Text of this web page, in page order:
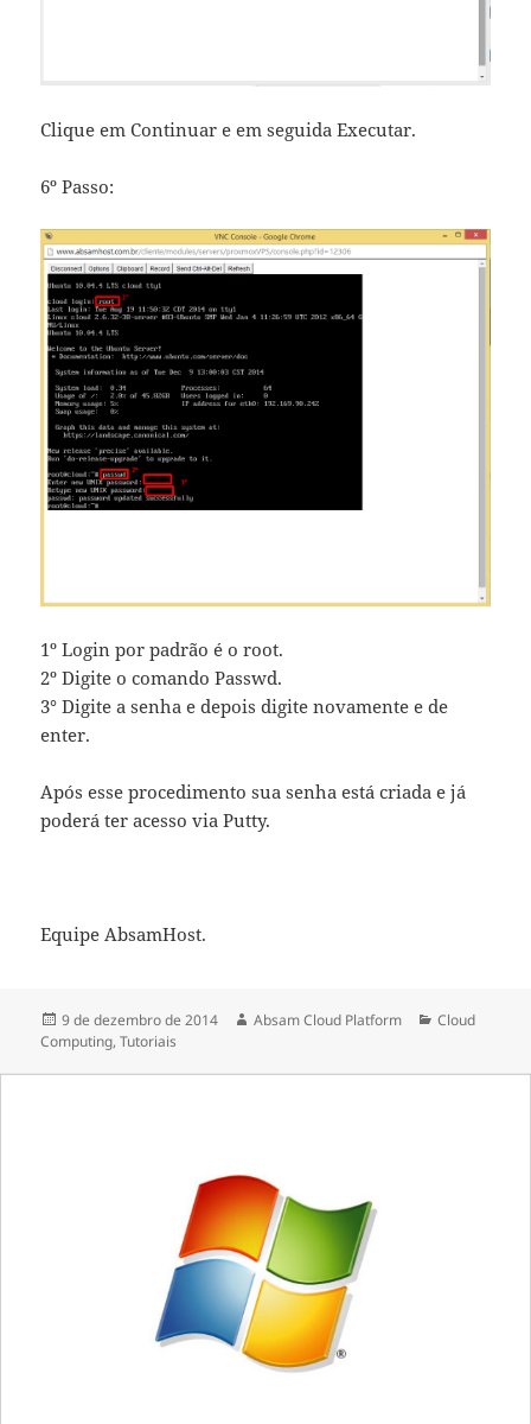
Clique em Continuar e em seguida Executar.
6º Passo:
1º Login por padrão é o root.
2º Digite o comando Passwd.
3° Digite a senha e depois digite novamente e de
enter.
Após esse procedimento sua senha está criada e já
poderá ter acesso via Putty.
Equipe AbsamHost.
Publicado
em
9 de dezembro de 2014 Autor
Absam Cloud Platform Categorias
Cloud
Computing,Tutoriais